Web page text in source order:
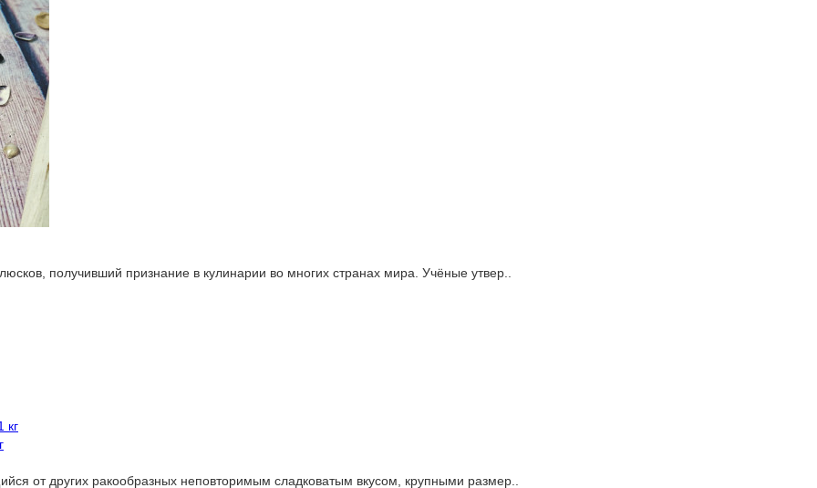
получивший признание в кулинарии во многих странах мира. Учёные утвер..
от других ракообразных неповторимым сладковатым вкусом, крупными размер..